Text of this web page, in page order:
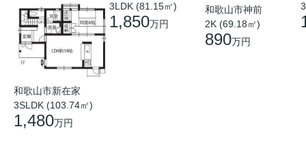
和歌山市新在家
3SLDK (103.74㎡)
1,480万円
3LDK (81.15㎡)
1,850万円
和歌山市神前
2K (69.18㎡)
890万円